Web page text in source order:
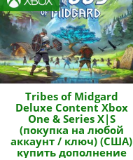
Tribes of Midgard
Deluxe Content Xbox
One & Series X|S
(покупка на любой
аккаунт / ключ) (США)
купить дополнение